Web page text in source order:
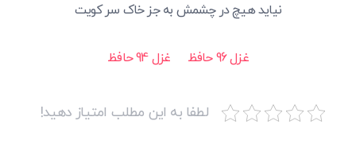
نیاید هیچ در چشمش به جز خاک سر کویت
غزل 96 حافظ غزل 94 حافظ
لطفا به این مطلب امتیاز دهید!